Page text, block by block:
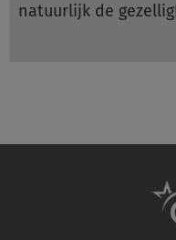
natuurlijk de